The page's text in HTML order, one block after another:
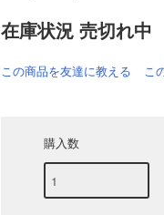
在庫状況 売切れ中
この商品を友達に教える こ
購入数